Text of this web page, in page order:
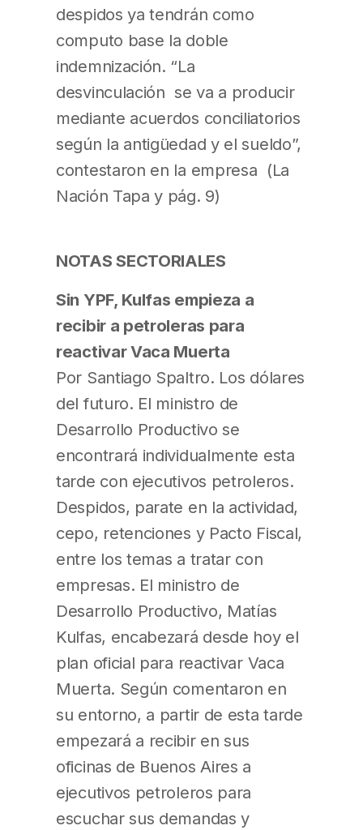
despidos ya tendrán como
computo base la doble
indemnización. “La
desvinculación se va a producir
mediante acuerdos conciliatorios
según la antigüedad y el sueldo”,
contestaron en la empresa (La
Nación Tapa y pág. 9)
NOTAS SECTORIALES
Sin YPF, Kulfas empieza a
recibir a petroleras para
reactivar Vaca Muerta
Por Santiago Spaltro. Los dólares
del futuro. El ministro de
Desarrollo Productivo se
encontrará individualmente esta
tarde con ejecutivos petroleros.
Despidos, parate en la actividad,
cepo, retenciones y Pacto Fiscal,
entre los temas a tratar con
empresas. El ministro de
Desarrollo Productivo, Matías
Kulfas, encabezará desde hoy el
plan oficial para reactivar Vaca
Muerta. Según comentaron en
su entorno, a partir de esta tarde
empezará a recibir en sus
oficinas de Buenos Aires a
ejecutivos petroleros para
escuchar sus demandas y